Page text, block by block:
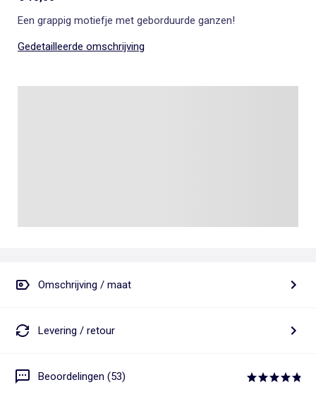
Een grappig motiefje met geborduurde ganzen!
Gedetailleerde omschrijving
Omschrijving / maat
Levering / retour
Beoordelingen (53)